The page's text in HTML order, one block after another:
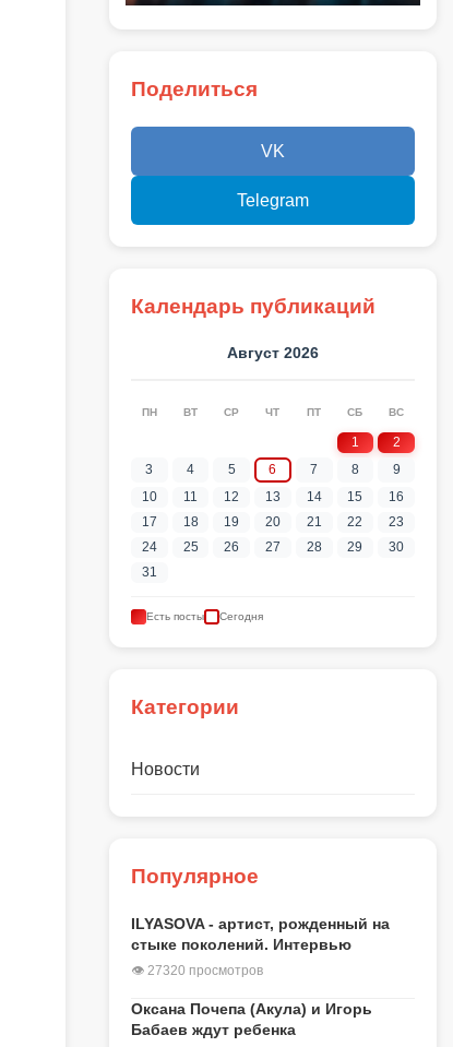
Поделиться
VK
Telegram
Календарь публикаций
Август 2026
ПН ВТ СР ЧТ ПТ СБ ВС
1
2
3
4 5 6 7 8
9
10
11 12 13 14 15
16
17
18 19 20 21 22
23
24
25 26 27 28 29
30
31
Есть посты Сегодня
Категории
Новости
Популярное
ILYASOVA - артист, рожденный на
стыке поколений. Интервью
👁 27320 просмотров
Оксана Почепа (Акула) и Игорь
Бабаев ждут ребенка